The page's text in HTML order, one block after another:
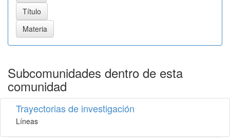
Subcomunidades dentro de esta
comunidad
Trayectorias de investigación
Líneas